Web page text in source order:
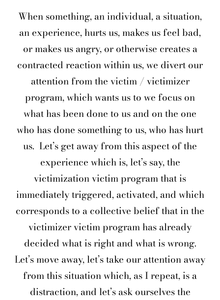
When something, an individual, a situation,
an experience, hurts us, makes us feel bad,
or makes us angry, or otherwise creates a
contracted reaction within us, we divert our
attention from the victim / victimizer
program, which wants us to we focus on
what has been done to us and on the one
who has done something to us, who has hurt
us. Let’s get away from this aspect of the
experience which is, let’s say, the
victimization victim program that is
immediately triggered, activated, and which
corresponds to a collective belief that in the
victimizer victim program has already
decided what is right and what is wrong.
Let’s move away, let’s take our attention away
from this situation which, as I repeat, is a
distraction, and let’s ask ourselves the